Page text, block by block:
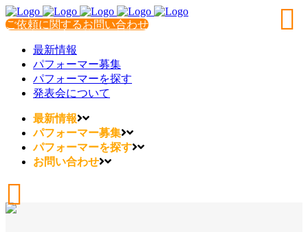
ご依頼に関するお問い合わせ
最新情報
パフォーマー募集
パフォーマーを探す
発表会について
最新情報
パフォーマー募集
パフォーマーを探す
お問い合わせ